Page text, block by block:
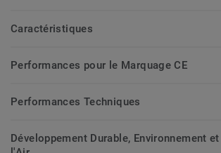
Caractéristiques
Performances pour le Marquage CE
Performances Techniques
Développement Durable, Environnement